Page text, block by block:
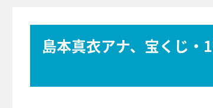
島本真衣アナ、宝くじ・